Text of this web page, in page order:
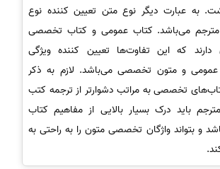
به عبارت دیگر نوع متن تعیین کننده نوع
می‌باشد. کتاب عمومی و کتاب تخصصی
دارند که این تفاوت‌ها تعیین کننده ویژگی
و متون تخصصی می‌باشد. لازم به ذکر
تخصصی به مراتب دشوارتر از ترجمه کتب
باید درک بسیار بالایی از مفاهیم کتاب
و بتواند واژگان تخصصی متون را به راحتی به